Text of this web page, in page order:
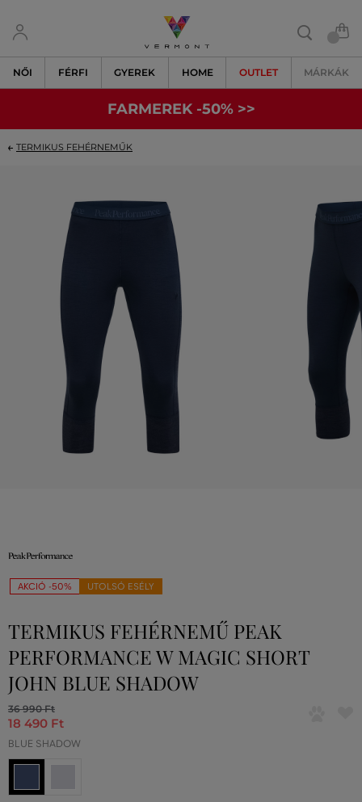
NŐI FÉRFI GYEREK HOME OUTLET MÁRKÁK
FARMEREK -50% >>
TERMIKUS FEHÉRNEMŰK
AKCIÓ -50% UTOLSÓ ESÉLY
TERMIKUS FEHÉRNEMŰ PEAK
PERFORMANCE W MAGIC SHORT
JOHN BLUE SHADOW
36 990 Ft
18 490 Ft
BLUE SHADOW